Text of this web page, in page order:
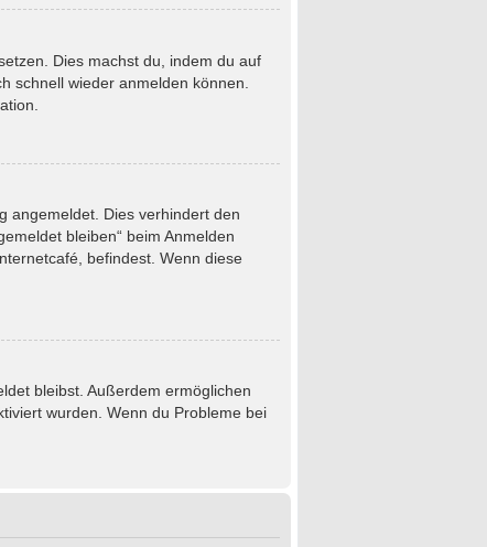
Dies machst du, indem du auf
schnell wieder anmelden können.
angemeldet. Dies verhindert den
bleiben“ beim Anmelden
befindest. Wenn diese
bleibst. Außerdem ermöglichen
wurden. Wenn du Probleme bei